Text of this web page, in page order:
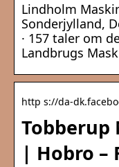
Lindholm
Sonderjylland,
· 157 taler om
Landbrugs
http s://da-
Tobberup
| Hobro –